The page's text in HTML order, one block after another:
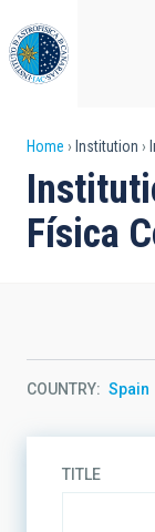
to
main
content
Home Institution
Física
COUNTRY Spain
TITLE